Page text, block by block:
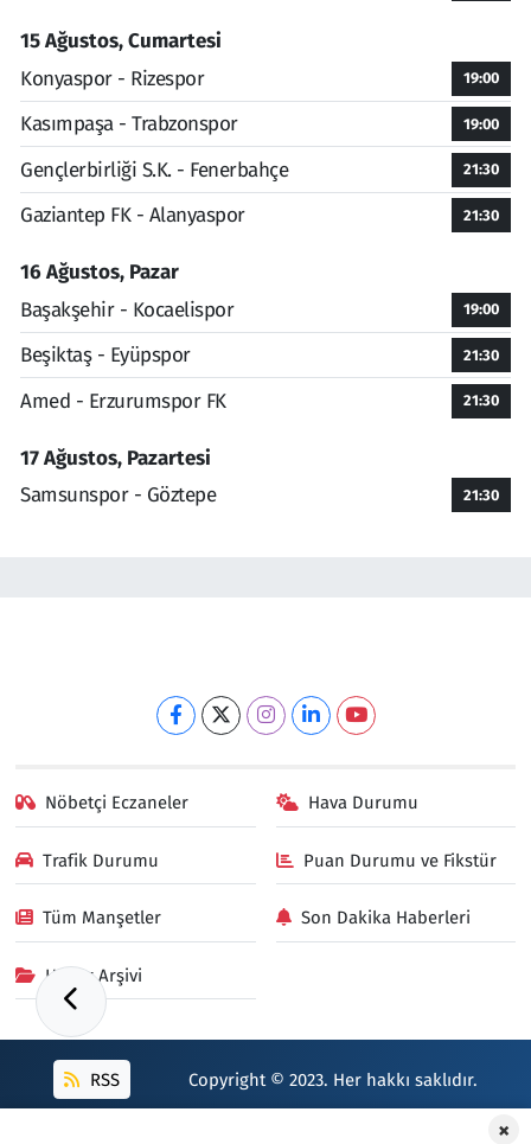
×
15 Ağustos, Cumartesi
Konyaspor - Rizespor
19:00
Kasımpaşa - Trabzonspor 19:00
Gençlerbirliği S.K. - Fenerbahçe 21:30
Gaziantep FK - Alanyaspor 21:30
16 Ağustos, Pazar
Başakşehir - Kocaelispor
19:00
Beşiktaş - Eyüpspor 21:30
Amed - Erzurumspor FK 21:30
17 Ağustos, Pazartesi
Samsunspor - Göztepe
21:30
Nöbetçi Eczaneler Hava Durumu
Trafik Durumu Puan Durumu ve Fikstür
Tüm Manşetler Son Dakika Haberleri
Haber Arşivi
RSS Copyright © 2023. Her hakkı saklıdır.